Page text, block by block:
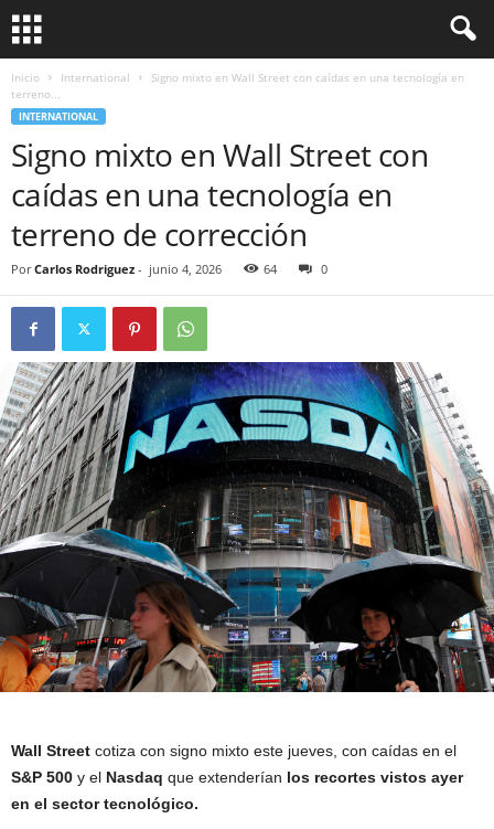
Inicio International
Signo mixto en Wall Street con caídas en una tecnología en
terreno...
INTERNATIONAL
Signo mixto en Wall Street con
caídas en una tecnología en
terreno de corrección
Por Carlos Rodriguez - junio 4, 2026 64 0
Wall Street cotiza con signo mixto este jueves, con caídas en el
S&P 500 y el Nasdaq que extenderían los recortes vistos ayer
en el sector tecnológico.